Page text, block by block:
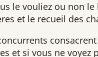
le vouliez ou non
et le recueil des
et si vous ne voyez